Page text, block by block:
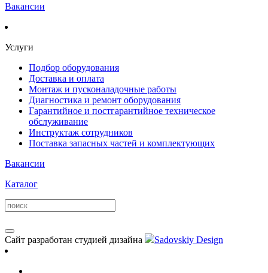
Вакансии
Услуги
Подбор оборудования
Доставка и оплата
Монтаж и пусконаладочные работы
Диагностика и ремонт оборудования
Гарантийное и постгарантийное техническое
обслуживание
Инструктаж сотрудников
Поставка запасных частей и комплектующих
Вакансии
Каталог
Сайт разработан студией дизайна Sadovskiy Design